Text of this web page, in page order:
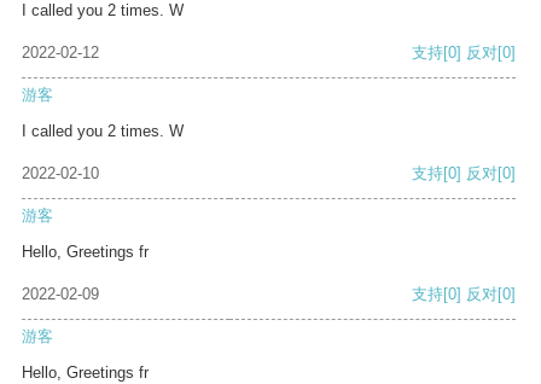
I called you 2 times. W
2022-02-12 支持[0] 反对[0]
游客
I called you 2 times. W
2022-02-10 支持[0] 反对[0]
游客
Hello, Greetings fr
2022-02-09 支持[0] 反对[0]
游客
Hello, Greetings fr